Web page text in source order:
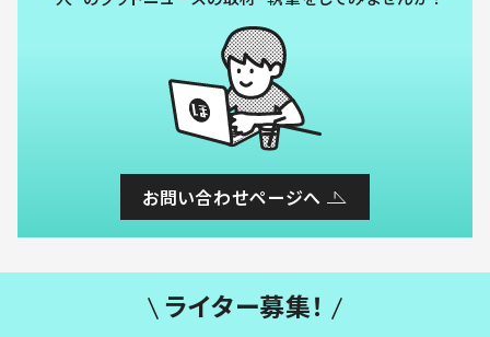
お問い合わせページへ
ライター募集！